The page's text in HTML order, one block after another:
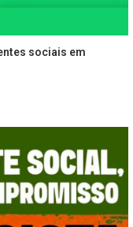
sociais em